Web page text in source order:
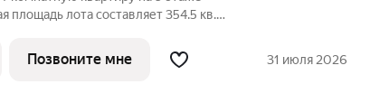
лота составляет 354.5 кв.м.
В квартире выполнена
Позвоните мне 31 июля 2026